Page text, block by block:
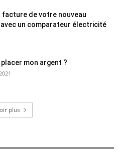
facture de votre nouveau
avec un comparateur électricité
mon argent ?
plus